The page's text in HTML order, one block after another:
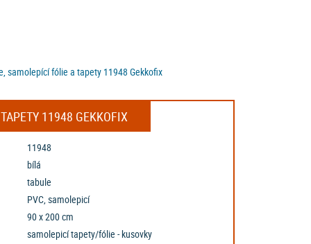
samolepící fólie a tapety 11948 Gekkofix
11948 GEKKOFIX
11948
bílá
tabule
PVC, samolepicí
90 x 200 cm
samolepicí tapety/fólie - kusovky